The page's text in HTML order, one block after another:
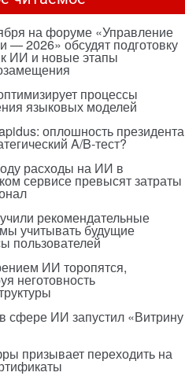
на форуме «Управление
— 2026» обсудят подготовку
ИИ и новые этапы
процессы
языковых моделей
оплошность президента
A/B-тест?
расходы на ИИ в
сервисе превысят затраты
рекомендательные
учитывать будущие
пользователей
ИИ торопятся,
неготовность
сфере ИИ запустил «Витрину
призывает переходить на